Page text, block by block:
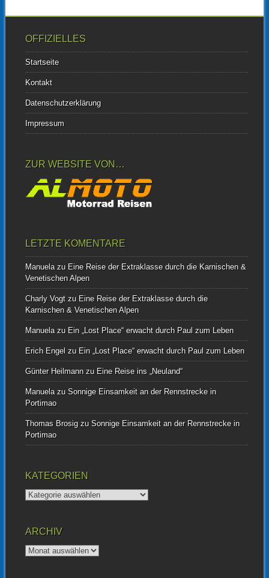
OFFIZIELLES
Startseite
Kontakt
Datenschutzerklärung
Impressum
ZUR WEBSITE VON…
LETZTE KOMENTARE
Manuelazu Eine Reise der Extraklasse durch die Karnischen &
Venetischen Alpen
Charly Vogtzu Eine Reise der Extraklasse durch die
Karnischen & Venetischen Alpen
Manuelazu Ein „Lost Place“ erwacht durch Paul zum Leben
Erich Engelzu Ein „Lost Place“ erwacht durch Paul zum Leben
Günter Heilmannzu Eine Reise ins „Neuland“
Manuelazu Sonnige Einsamkeit an der Rennstrecke in
Portimao
Thomas Brosigzu Sonnige Einsamkeit an der Rennstrecke in
Portimao
KATEGORIEN
Kategorien
ARCHIV
Archiv